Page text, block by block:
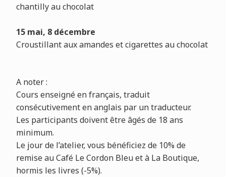
chantilly au chocolat
15 mai, 8 décembre
Croustillant aux amandes et cigarettes au chocolat
A noter :
Cours enseigné en français, traduit
consécutivement en anglais par un traducteur.
Les participants doivent être âgés de 18 ans
minimum.
Le jour de l’atelier, vous bénéficiez de 10% de
remise au Café Le Cordon Bleu et à La Boutique,
hormis les livres (-5%).